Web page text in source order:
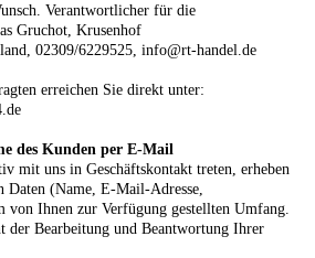
Verantwortlicher für die
Gruchot, Krusenhof
02309/6229525, info@rt-handel.de
erreichen Sie direkt unter:
des Kunden per E-Mail
mit uns in Geschäftskontakt treten, erheben
Daten (Name, E-Mail-Adresse,
von Ihnen zur Verfügung gestellten Umfang.
der Bearbeitung und Beantwortung Ihrer